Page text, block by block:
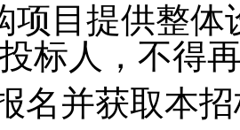
项目提供整
标人，不得
名并获取本